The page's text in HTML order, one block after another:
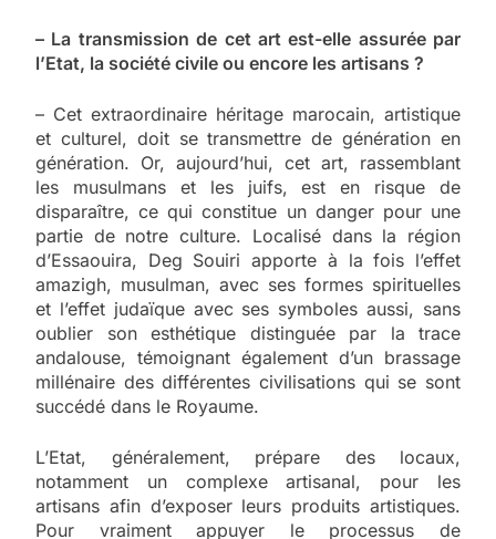
– La transmission de cet art est-elle assurée par
l’Etat, la société civile ou encore les artisans ?
– Cet extraordinaire héritage marocain, artistique
et culturel, doit se transmettre de génération en
génération. Or, aujourd’hui, cet art, rassemblant
les musulmans et les juifs, est en risque de
disparaître, ce qui constitue un danger pour une
partie de notre culture. Localisé dans la région
d’Essaouira, Deg Souiri apporte à la fois l’effet
amazigh, musulman, avec ses formes spirituelles
et l’effet judaïque avec ses symboles aussi, sans
oublier son esthétique distinguée par la trace
andalouse, témoignant également d’un brassage
millénaire des différentes civilisations qui se sont
succédé dans le Royaume.
L’Etat, généralement, prépare des locaux,
notamment un complexe artisanal, pour les
artisans afin d’exposer leurs produits artistiques.
Pour vraiment appuyer le processus de